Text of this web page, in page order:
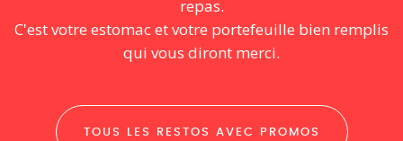
repas.
C'est votre estomac et votre portefeuille bien remplis
qui vous diront merci.
TOUS LES RESTOS AVEC PROMOS